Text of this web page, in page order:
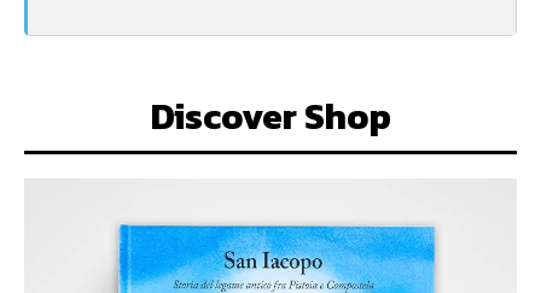
Discover Shop